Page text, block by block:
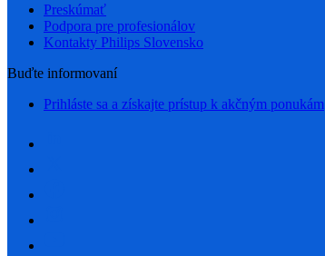
Preskúmať
Podpora pre profesionálov
Kontakty Philips Slovensko
Buďte informovaní
Prihláste sa a získajte prístup k akčným ponukám